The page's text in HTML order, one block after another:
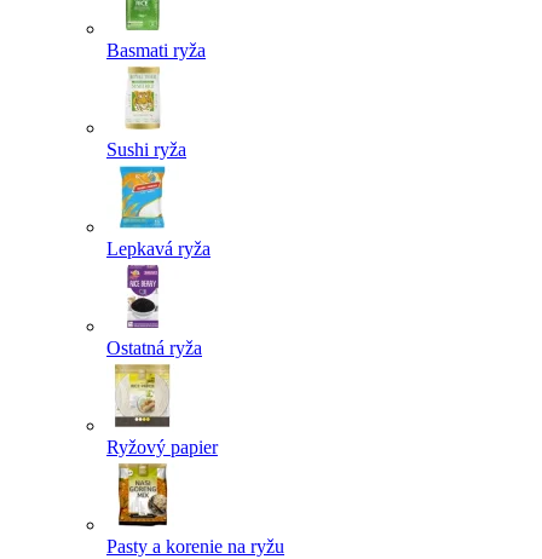
Basmati ryža
Sushi ryža
Lepkavá ryža
Ostatná ryža
Ryžový papier
Pasty a korenie na ryžu